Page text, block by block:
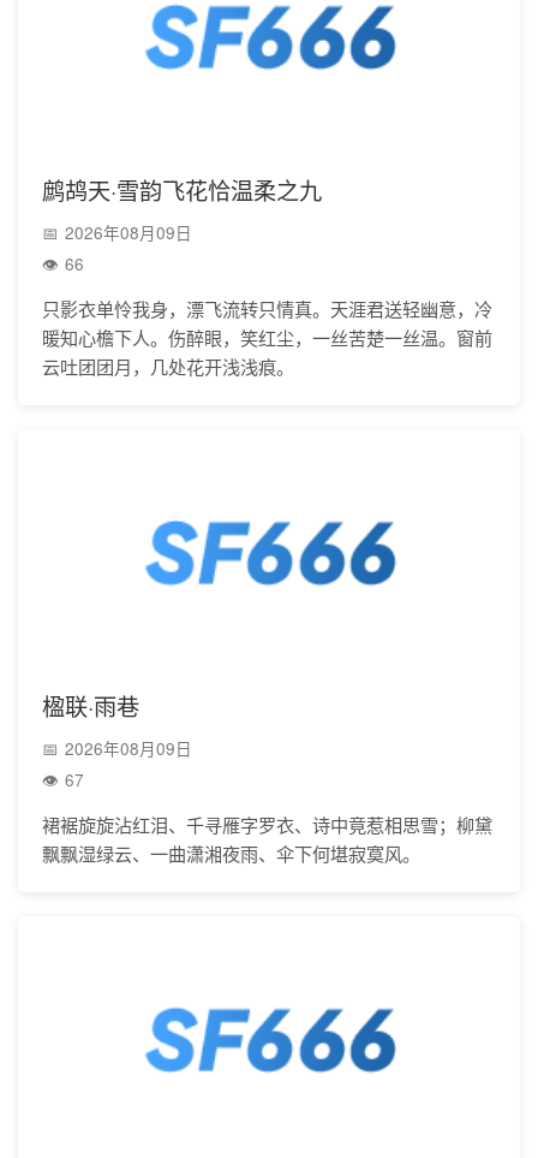
鹧鸪天·雪韵飞花恰温柔之九
2026年08月09日
66
只影衣单怜我身，漂飞流转只情真。天涯君送轻幽意，冷
暖知心檐下人。伤醉眼，笑红尘，一丝苦楚一丝温。窗前
云吐团团月，几处花开浅浅痕。
楹联·雨巷
2026年08月09日
67
裙裾旋旋沾红泪、千寻雁字罗衣、诗中竟惹相思雪；柳黛
飘飘湿绿云、一曲潇湘夜雨、伞下何堪寂寞风。